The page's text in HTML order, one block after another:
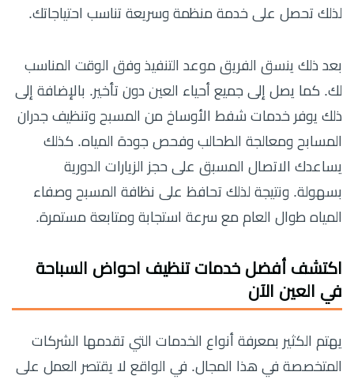
لذلك تحصل على خدمة منظمة وسريعة تناسب احتياجاتك.
بعد ذلك ينسق الفريق موعد التنفيذ وفق الوقت المناسب
لك. كما يصل إلى جميع أحياء العين دون تأخير. بالإضافة إلى
ذلك يوفر خدمات شفط الأوساخ من المسبح وتنظيف جدران
المسابح ومعالجة الطحالب وفحص جودة المياه. كذلك
يساعدك الاتصال المسبق على حجز الزيارات الدورية
بسهولة. ونتيجة لذلك تحافظ على نظافة المسبح وصفاء
المياه طوال العام مع سرعة استجابة ومتابعة مستمرة.
اكتشف أفضل خدمات تنظيف احواض السباحة
في العين الآن
يهتم الكثير بمعرفة أنواع الخدمات التي تقدمها الشركات
المتخصصة في هذا المجال. في الواقع لا يقتصر العمل على